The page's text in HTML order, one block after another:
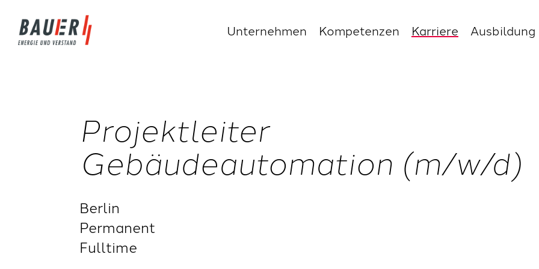
Unternehmen Kompetenzen Karriere Ausbildung
Projektleiter
Gebäudeautomation (m/w/d)
Berlin
Permanent
Fulltime